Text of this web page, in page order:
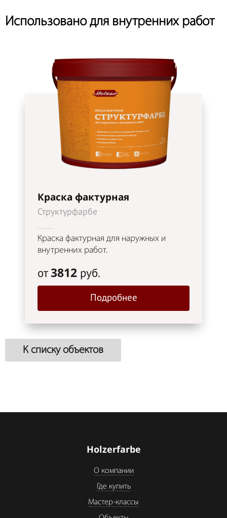
Использовано для внутренних работ
Краска фактурная
Структурфарбе
Краска фактурная для наружных и
внутренних работ.
от 3812 руб.
Подробнее
К списку объектов
Holzerfarbe
О компании
Где купить
Мастер-классы